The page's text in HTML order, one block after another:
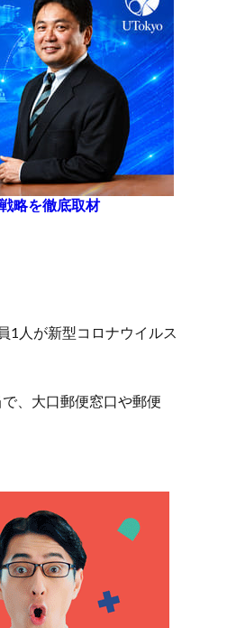
略を徹底取材
1人が新型コロナウイルス
、大口郵便窓口や郵便